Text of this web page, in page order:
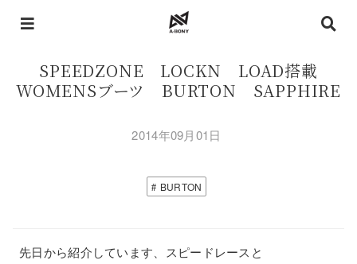
SPEEDZONE LOCKN LOAD搭載
WOMENSブーツ BURTON SAPPHIRE
2014年09月01日
BURTON
先日から紹介しています、スピードレースと